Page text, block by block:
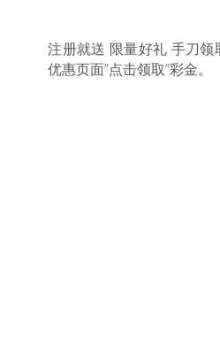
注册就送 限量好礼 手刀
优惠页面”点击领取”彩金。